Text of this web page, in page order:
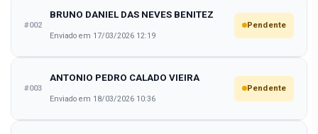
#002
BRUNO DANIEL DAS NEVES BENITEZ
Enviado em 17/03/2026 12:19
Pendente
#003
ANTONIO PEDRO CALADO VIEIRA
Enviado em 18/03/2026 10:36
Pendente